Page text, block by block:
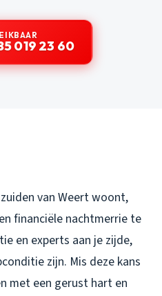
019 23 60
van Weert woont,
financiële nachtmerrie te
en experts aan je zijde,
zijn. Mis deze kans
met een gerust hart en